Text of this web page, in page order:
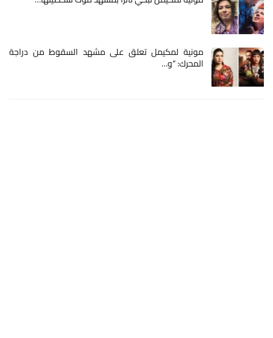
مونية لمكيمل تعلق على مشهد السقوط من دراجة
المحرك: “و…